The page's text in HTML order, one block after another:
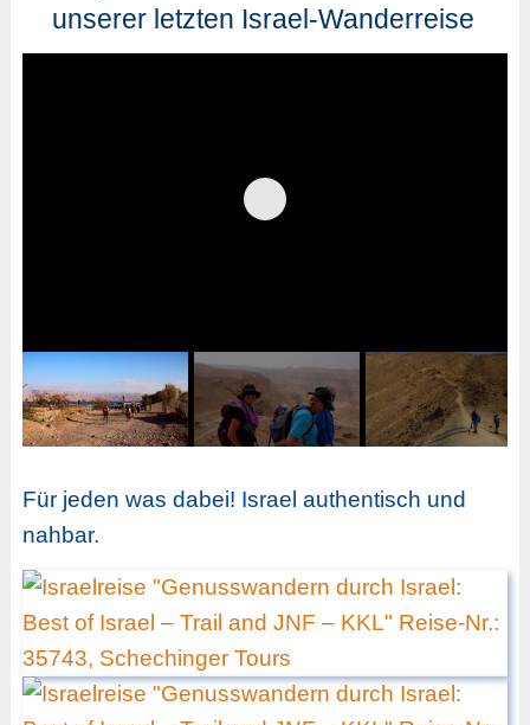
unserer letzten Israel-Wanderreise
Für jeden was dabei! Israel authentisch und
nahbar.